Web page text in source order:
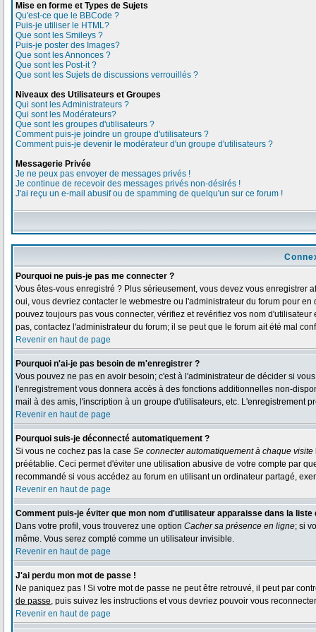
Mise en forme et Types de Sujets
Qu'est-ce que le BBCode ?
Puis-je utiliser le HTML?
Que sont les Smileys ?
Puis-je poster des Images?
Que sont les Annonces ?
Que sont les Post-it ?
Que sont les Sujets de discussions verrouillés ?
Niveaux des Utilisateurs et Groupes
Qui sont les Administrateurs ?
Qui sont les Modérateurs?
Que sont les groupes d'utilisateurs ?
Comment puis-je joindre un groupe d'utilisateurs ?
Comment puis-je devenir le modérateur d'un groupe d'utilisateurs ?
Messagerie Privée
Je ne peux pas envoyer de messages privés !
Je continue de recevoir des messages privés non-désirés !
J'ai reçu un e-mail abusif ou de spamming de quelqu'un sur ce forum !
Pourquoi ne puis-je pas me connecter ?
Vous êtes-vous enregistré ? Plus sérieusement, vous devez vous enregistrer
oui, vous devriez contacter le webmestre ou l'administrateur du forum pour
pouvez toujours pas vous connecter, vérifiez et revérifiez vos nom
pas, contactez l'administrateur du forum; il se peut que le forum ait été mal
Revenir en haut de page
Pourquoi n'ai-je pas besoin de m'enregistrer ?
Vous pouvez ne pas en avoir besoin; c'est à l'administrateur de décider si
l'enregistrement vous donnera accès à des fonctions additionnelles non-
mail à des amis, l'inscription à un groupe d'utilisateurs, etc. L'enregistrement
Revenir en haut de page
Pourquoi suis-je déconnecté automatiquement ?
Si vous ne cochez pas la case Se connecter automatiquement à chaque visite
préétablie. Ceci permet d'éviter une utilisation abusive de votre compte par
recommandé si vous accédez au forum en utilisant un ordinateur partagé,
Revenir en haut de page
Comment puis-je éviter que mon nom d'utilisateur apparaisse dans la liste
Dans votre profil, vous trouverez une option Cacher sa présence en ligne; si
même. Vous serez compté comme un utilisateur invisible.
Revenir en haut de page
J'ai perdu mon mot de passe !
Ne paniquez pas ! Si votre mot de passe ne peut être retrouvé, il peut par
de passe, puis suivez les instructions et vous devriez pouvoir vous
Revenir en haut de page